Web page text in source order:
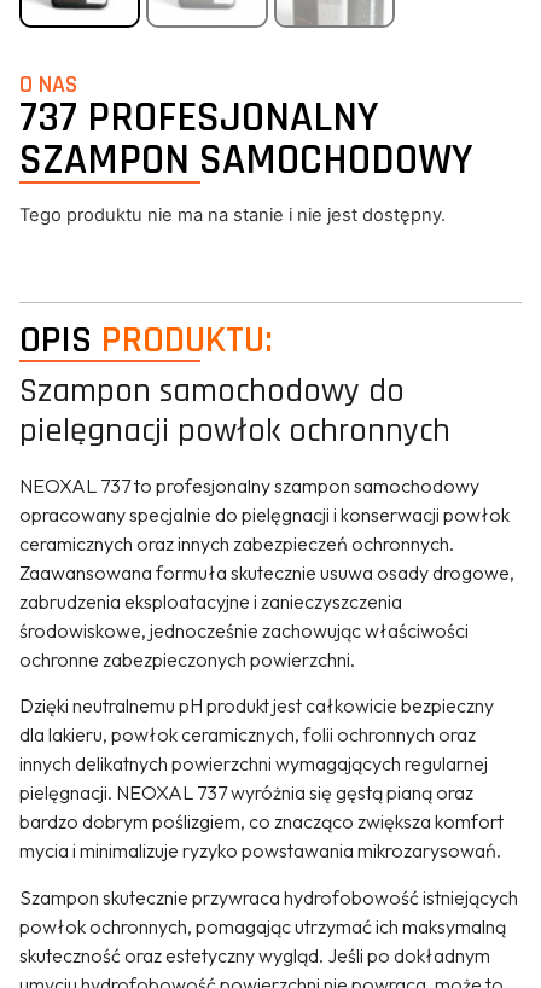
O NAS
737 PROFESJONALNY
SZAMPON SAMOCHODOWY
Tego produktu nie ma na stanie i nie jest dostępny.
OPIS PRODUKTU:
Szampon samochodowy do
pielęgnacji powłok ochronnych
NEOXAL 737 to profesjonalny szampon samochodowy
opracowany specjalnie do pielęgnacji i konserwacji powłok
ceramicznych oraz innych zabezpieczeń ochronnych.
Zaawansowana formuła skutecznie usuwa osady drogowe,
zabrudzenia eksploatacyjne i zanieczyszczenia
środowiskowe, jednocześnie zachowując właściwości
ochronne zabezpieczonych powierzchni.
Dzięki neutralnemu pH produkt jest całkowicie bezpieczny
dla lakieru, powłok ceramicznych, folii ochronnych oraz
innych delikatnych powierzchni wymagających regularnej
pielęgnacji. NEOXAL 737 wyróżnia się gęstą pianą oraz
bardzo dobrym poślizgiem, co znacząco zwiększa komfort
mycia i minimalizuje ryzyko powstawania mikrozarysowań.
Szampon skutecznie przywraca hydrofobowość istniejących
powłok ochronnych, pomagając utrzymać ich maksymalną
skuteczność oraz estetyczny wygląd. Jeśli po dokładnym